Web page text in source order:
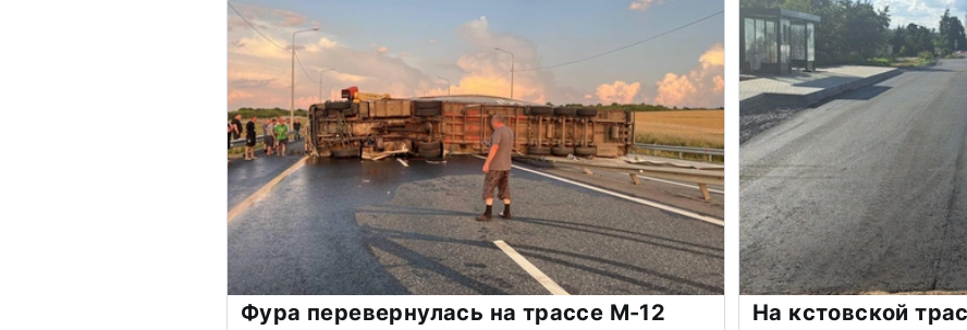
Фура перевернулась на трассе М-12
На кстовской